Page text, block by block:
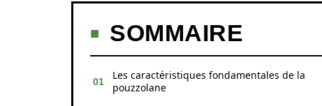
SOMMAIRE
Les caractéristiques fondamentales de la
pouzzolane